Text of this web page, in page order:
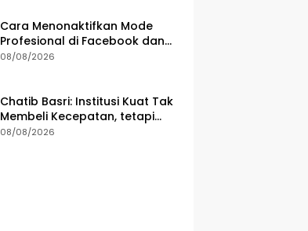
Cara Menonaktifkan Mode
Profesional di Facebook dan
Risikonya
08/08/2026
Chatib Basri: Institusi Kuat Tak
Membeli Kecepatan, tetapi
Ketahanan Ekonomi
08/08/2026